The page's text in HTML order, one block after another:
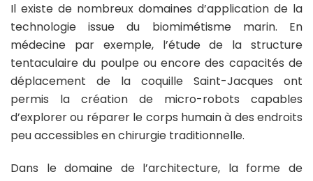
Il existe de nombreux domaines d’application de la
technologie issue du biomimétisme marin. En
médecine par exemple, l’étude de la structure
tentaculaire du poulpe ou encore des capacités de
déplacement de la coquille Saint-Jacques ont
permis la création de micro-robots capables
d’explorer ou réparer le corps humain à des endroits
peu accessibles en chirurgie traditionnelle.
Dans le domaine de l’architecture, la forme de